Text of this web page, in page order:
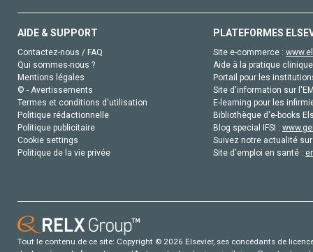
AIDE & SUPPORT
Contactez-nous / FAQ
Qui sommes-nous ?
Mentions légales
© - Avertissements
Termes et conditions d'utilisation
Politique rédactionnelle
Politique publicitaire
Cookie settings
Politique de la vie privée
PLATEFORMES
Site e-commerce :
Aide à la pratique
Portail pour les
Site d'information sur
E-learning pour les
Bibliothèque d'e-books
Blog special IFSI :
Suivez notre actualité
Site d'emploi en santé :
Tout le contenu de ce site: Copyright © 2026 Elsevier, ses concédants de